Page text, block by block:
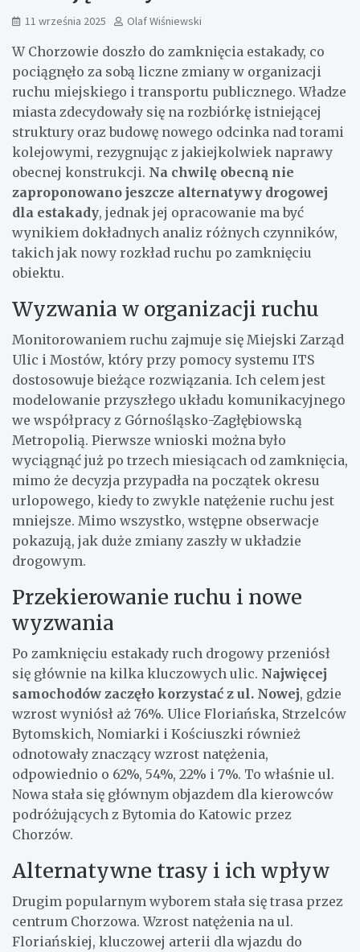
11 września 2025 Olaf Wiśniewski
W Chorzowie doszło do zamknięcia estakady, co
pociągnęło za sobą liczne zmiany w organizacji
ruchu miejskiego i transportu publicznego. Władze
miasta zdecydowały się na rozbiórkę istniejącej
struktury oraz budowę nowego odcinka nad torami
kolejowymi, rezygnując z jakiejkolwiek naprawy
obecnej konstrukcji. Na chwilę obecną nie
zaproponowano jeszcze alternatywy drogowej
dla estakady, jednak jej opracowanie ma być
wynikiem dokładnych analiz różnych czynników,
takich jak nowy rozkład ruchu po zamknięciu
obiektu.
Wyzwania w organizacji ruchu
Monitorowaniem ruchu zajmuje się Miejski Zarząd
Ulic i Mostów, który przy pomocy systemu ITS
dostosowuje bieżące rozwiązania. Ich celem jest
modelowanie przyszłego układu komunikacyjnego
we współpracy z Górnośląsko-Zagłębiowską
Metropolią. Pierwsze wnioski można było
wyciągnąć już po trzech miesiącach od zamknięcia,
mimo że decyzja przypadła na początek okresu
urlopowego, kiedy to zwykle natężenie ruchu jest
mniejsze. Mimo wszystko, wstępne obserwacje
pokazują, jak duże zmiany zaszły w układzie
drogowym.
Przekierowanie ruchu i nowe
wyzwania
Po zamknięciu estakady ruch drogowy przeniósł
się głównie na kilka kluczowych ulic. Najwięcej
samochodów zaczęło korzystać z ul. Nowej, gdzie
wzrost wyniósł aż 76%. Ulice Floriańska, Strzelców
Bytomskich, Nomiarki i Kościuszki również
odnotowały znaczący wzrost natężenia,
odpowiednio o 62%, 54%, 22% i 7%. To właśnie ul.
Nowa stała się głównym objazdem dla kierowców
podróżujących z Bytomia do Katowic przez
Chorzów.
Alternatywne trasy i ich wpływ
Drugim popularnym wyborem stała się trasa przez
centrum Chorzowa. Wzrost natężenia na ul.
Floriańskiej, kluczowej arterii dla wjazdu do